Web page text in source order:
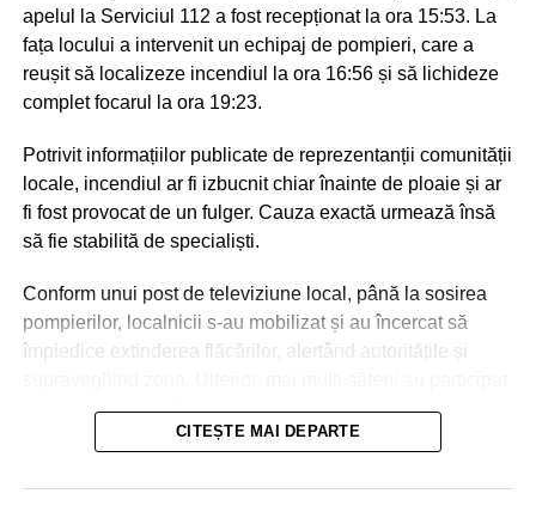
apelul la Serviciul 112 a fost recepționat la ora 15:53. La
fața locului a intervenit un echipaj de pompieri, care a
reușit să localizeze incendiul la ora 16:56 și să lichideze
complet focarul la ora 19:23.
Potrivit informațiilor publicate de reprezentanții comunității
locale, incendiul ar fi izbucnit chiar înainte de ploaie și ar
fi fost provocat de un fulger. Cauza exactă urmează însă
să fie stabilită de specialiști.
Conform unui post de televiziune local, până la sosirea
pompierilor, localnicii s-au mobilizat și au încercat să
împiedice extinderea flăcărilor, alertând autoritățile și
la intervenție, punând la dispoziția salvatorilor tehnică
agricolă și transportând apă pentru stingerea incendiului.
CITEȘTE MAI DEPARTE